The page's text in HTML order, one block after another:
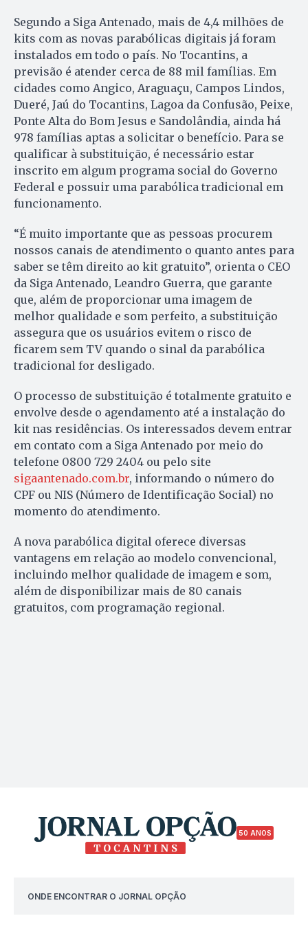
Segundo a Siga Antenado, mais de 4,4 milhões de
kits com as novas parabólicas digitais já foram
instalados em todo o país. No Tocantins, a
previsão é atender cerca de 88 mil famílias. Em
cidades como Angico, Araguaçu, Campos Lindos,
Dueré, Jaú do Tocantins, Lagoa da Confusão, Peixe,
Ponte Alta do Bom Jesus e Sandolândia, ainda há
978 famílias aptas a solicitar o benefício. Para se
qualificar à substituição, é necessário estar
inscrito em algum programa social do Governo
Federal e possuir uma parabólica tradicional em
funcionamento.
“É muito importante que as pessoas procurem
nossos canais de atendimento o quanto antes para
saber se têm direito ao kit gratuito”, orienta o CEO
da Siga Antenado, Leandro Guerra, que garante
que, além de proporcionar uma imagem de
melhor qualidade e som perfeito, a substituição
assegura que os usuários evitem o risco de
ficarem sem TV quando o sinal da parabólica
tradicional for desligado.
O processo de substituição é totalmente gratuito e
envolve desde o agendamento até a instalação do
kit nas residências. Os interessados devem entrar
em contato com a Siga Antenado por meio do
telefone 0800 729 2404 ou pelo site
sigaantenado.com.br, informando o número do
CPF ou NIS (Número de Identificação Social) no
momento do atendimento.
A nova parabólica digital oferece diversas
vantagens em relação ao modelo convencional,
incluindo melhor qualidade de imagem e som,
além de disponibilizar mais de 80 canais
gratuitos, com programação regional.
50 ANOS
ONDE ENCONTRAR O JORNAL OPÇÃO